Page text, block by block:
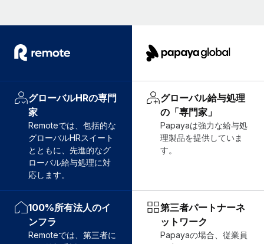
グローバルHRの専門
家
Remoteでは、包括的な
グローバルHRスイート
とともに、先進的なグ
ローバル給与処理に対
応します。
グローバル給与処理
の「専門家」
Papayaは強力な給与処
理製品を提供していま
す。
100%所有法人のイ
ンフラ
Remoteでは、第三者に
第三者パートナーネ
ットワーク
Papayaの場合、従業員